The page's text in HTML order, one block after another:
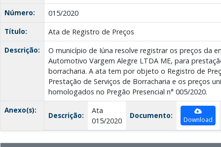
Número:
015/2020
Título:
Ata de Registro de Preços
Descrição:
O município de Iúna resolve registrar os preços da
Automotivo Vargem Alegre LTDA ME, para
borracharia. A ata tem por objeto o Registro de
Prestação de Serviços de Borracharia e os preços
homologados no Pregão Presencial n° 005/2020.
Anexo(s):
Descrição:
Ata
015/2020
Documento: Download